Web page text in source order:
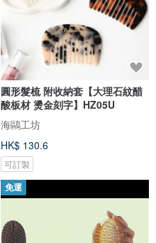
圓形髮梳 附收納套【大理石紋醋
酸板材 燙金刻字】HZ05U
海鷗工坊
HK$ 130.6
可訂製
免運